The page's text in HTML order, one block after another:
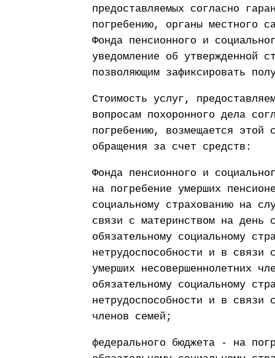
предоставляемых согласно
погребению, органы местного
Фонда пенсионного и
уведомление об утвержденной
позволяющим зафиксировать
Стоимость услуг,
вопросам похоронного дела
погребению, возмещается этой
обращения за счет средств:
Фонда пенсионного и
на погребение умерших
социальному страхованию на
связи с материнством на день
обязательному социальному
нетрудоспособности и в
умерших несовершеннолетних
обязательному социальному
нетрудоспособности и в связи
членов семей;
федерального бюджета - на